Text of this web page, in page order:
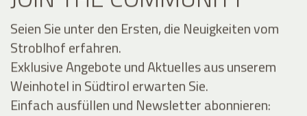
Seien Sie unter den Ersten, die Neuigkeiten vom
Stroblhof erfahren.
Exklusive Angebote und Aktuelles aus unserem
Weinhotel in Südtirol erwarten Sie.
Einfach ausfüllen und Newsletter abonnieren: